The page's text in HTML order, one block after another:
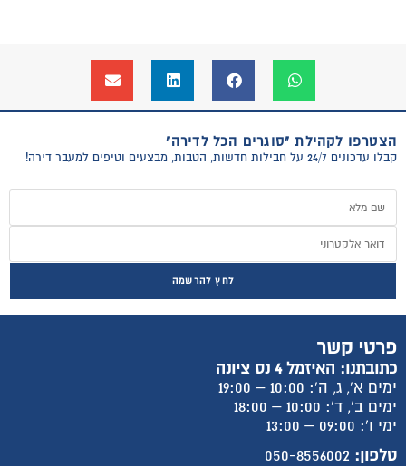
הצטרפו לקהילת "סוגרים הכל לדירה"
קבלו עדכונים 24/7 על חבילות חדשות, הטבות, מבצעים וטיפים למעבר דירה!
לחץ להרשמה
פרטי קשר
כתובתנו: האיזמל 4 נס ציונה
ימים א', ג, ה': 10:00 – 19:00
ימים ב', ד': 10:00 – 18:00
ימי ו': 09:00 – 13:00
טלפון: 050-8556002